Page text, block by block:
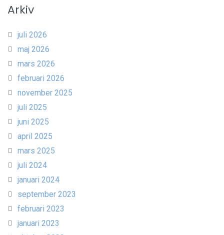
Arkiv
juli 2026
maj 2026
mars 2026
februari 2026
november 2025
juli 2025
juni 2025
april 2025
mars 2025
juli 2024
januari 2024
september 2023
februari 2023
januari 2023